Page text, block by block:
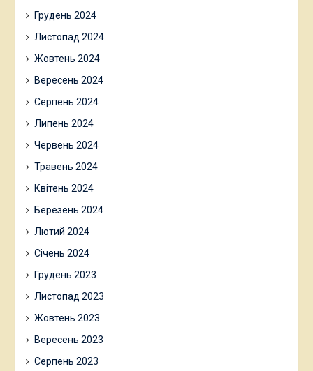
Грудень 2024
Листопад 2024
Жовтень 2024
Вересень 2024
Серпень 2024
Липень 2024
Червень 2024
Травень 2024
Квітень 2024
Березень 2024
Лютий 2024
Січень 2024
Грудень 2023
Листопад 2023
Жовтень 2023
Вересень 2023
Серпень 2023